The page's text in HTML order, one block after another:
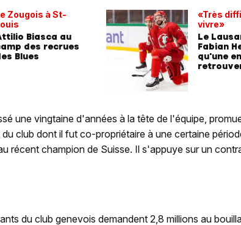
Zougois à St-
Biasca au
des recrues
Blues
«Très
vivre»
Le
Fabian
qu'une
une vingtaine d'années à la tête de l'équipe,
club dont il fut co-propriétaire à une certaine
récent champion de Suisse. Il s'appuye sur un
du club genevois demandent 2,8 millions au